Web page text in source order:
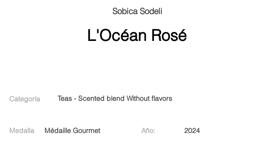
Sobica Sodeli
L'Océan Rosé
Categoría Teas - Scented blend Without flavors
Medalla Médaille Gourmet Año: 2024